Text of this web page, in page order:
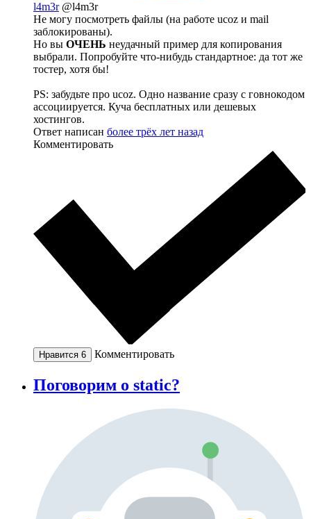
l4m3r @l4m3r
Не могу посмотреть файлы (на работе ucoz и mail
заблокированы).
Но вы ОЧЕНЬ неудачный пример для копирования
выбрали. Попробуйте что-нибудь стандартное: да тот же
тостер, хотя бы!
PS: забудьте про ucoz. Одно название сразу с говнокодом
ассоциируется. Куча бесплатных или дешевых
хостингов.
Ответ написан более трёх лет назад
Комментировать
Нравится 6 Комментировать
Поговорим о static?